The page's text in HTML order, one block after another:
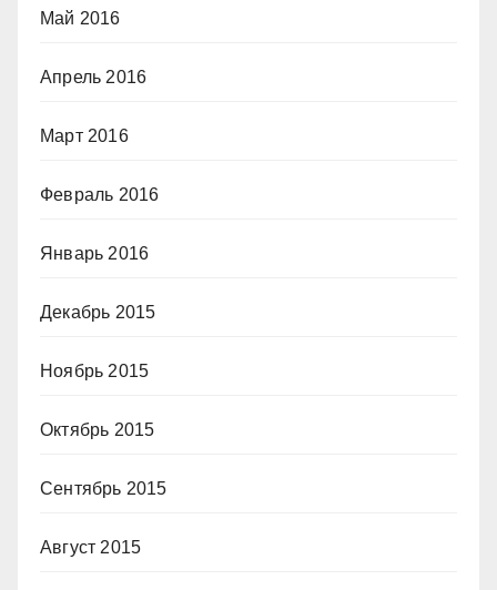
Май 2016
Апрель 2016
Март 2016
Февраль 2016
Январь 2016
Декабрь 2015
Ноябрь 2015
Октябрь 2015
Сентябрь 2015
Август 2015